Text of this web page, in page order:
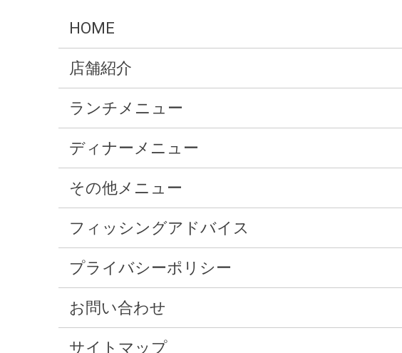
HOME
店舗紹介
ランチメニュー
ディナーメニュー
その他メニュー
フィッシングアドバイス
プライバシーポリシー
お問い合わせ
サイトマップ